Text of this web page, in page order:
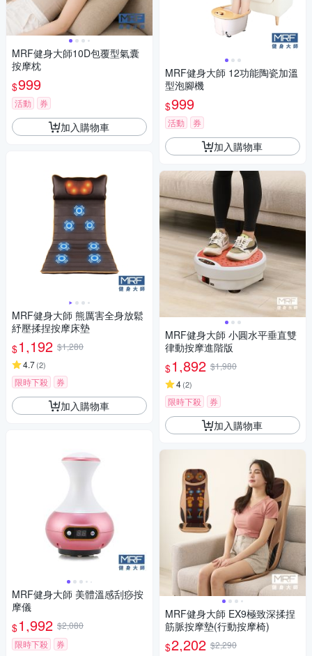
MRF健身大師10D包覆型氣囊
按摩枕
$999
活動 券
加入購物車
MRF健身大師 熊厲害全身放鬆
紓壓揉捏按摩床墊
$1,192 $1,280
4.7(2)
限時下殺 券
加入購物車
MRF健身大師 美體溫感刮痧按
摩儀
$1,992 $2,080
限時下殺
券
MRF健身大師 12功能陶瓷加溫
型泡腳機
$999
活動 券
加入購物車
MRF健身大師 ⼩圓⽔平垂直雙
律動按摩進階版
$1,892 $1,980
4(2)
限時下殺 券
加入購物車
MRF健身大師 EX9極致深揉捏
筋脈按摩墊(行動按摩椅)
$2,202 $2,290